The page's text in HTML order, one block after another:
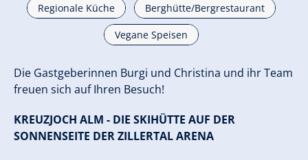
Regionale Küche Berghütte/Bergrestaurant
Vegane Speisen
Die Gastgeberinnen Burgi und Christina und ihr Team
freuen sich auf Ihren Besuch!
KREUZJOCH ALM - DIE SKIHÜTTE AUF DER
SONNENSEITE DER ZILLERTAL ARENA